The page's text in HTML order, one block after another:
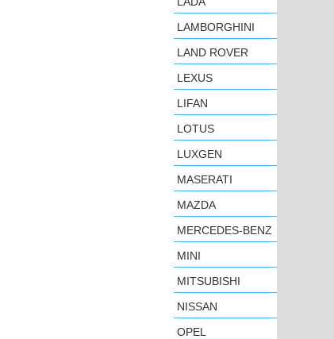
LAMBORGHINI
LAND ROVER
LEXUS
LIFAN
LOTUS
LUXGEN
MASERATI
MAZDA
MERCEDES-BENZ
MINI
MITSUBISHI
NISSAN
OPEL